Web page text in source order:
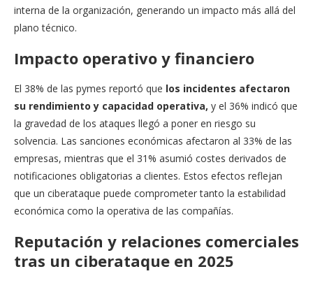
interna de la organización, generando un impacto más allá del
plano técnico.
Impacto operativo y financiero
El 38% de las pymes reportó que los incidentes afectaron
su rendimiento y capacidad operativa, y el 36% indicó que
la gravedad de los ataques llegó a poner en riesgo su
solvencia. Las sanciones económicas afectaron al 33% de las
empresas, mientras que el 31% asumió costes derivados de
notificaciones obligatorias a clientes. Estos efectos reflejan
que un ciberataque puede comprometer tanto la estabilidad
económica como la operativa de las compañías.
Reputación y relaciones comerciales
tras un ciberataque en 2025